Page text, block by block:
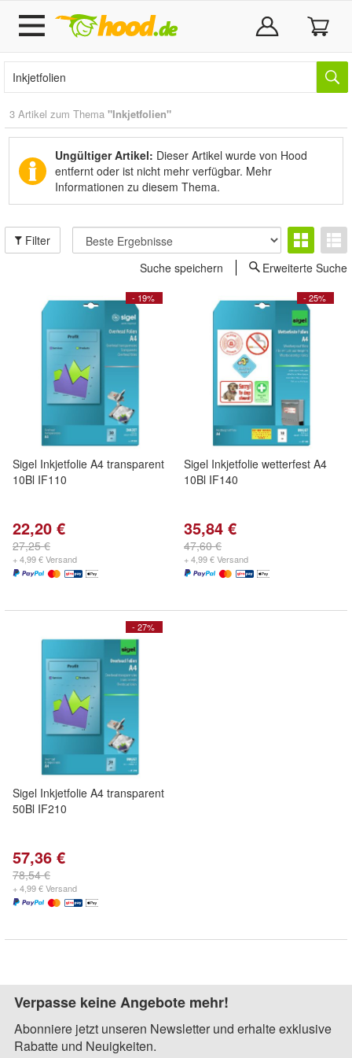
3 Artikel zum Thema "Inkjetfolien"
Ungültiger Artikel: Dieser Artikel wurde von Hood
entfernt oder ist nicht mehr verfügbar. Mehr
Informationen zu diesem Thema.
Filter
Suche speichern
Erweiterte Suche
- 19%
Sigel Inkjetfolie A4 transparent
10Bl IF110
22,20 €
27,25 €
+ 4,99 € Versand
- 25%
Sigel Inkjetfolie wetterfest A4
10Bl IF140
35,84 €
47,60 €
+ 4,99 € Versand
- 27%
Sigel Inkjetfolie A4 transparent
50Bl IF210
57,36 €
78,54 €
+ 4,99 € Versand
Verpasse keine Angebote mehr!
Abonniere jetzt unseren Newsletter und erhalte exklusive
Rabatte und Neuigkeiten.